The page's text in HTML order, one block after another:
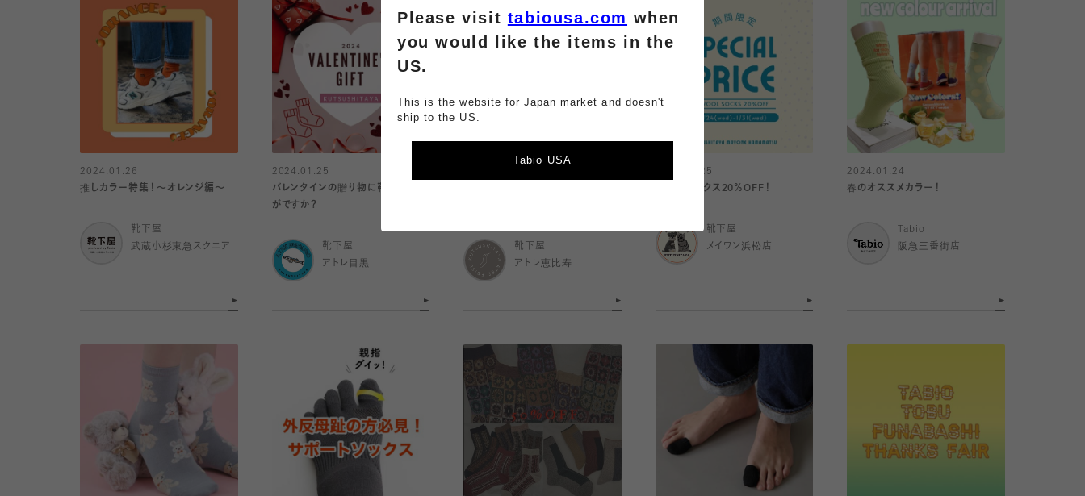
2024.01.26
推しカラー特集！〜オレンジ編〜
靴下屋
武蔵小杉東急スクエア
2024.01.25
バレンタインの贈り物に靴下はいか
がですか？
靴下屋
アトレ目黒
靴下屋
アトレ恵比寿
2024.01.25
ウールソックス20％OFF！
靴下屋
メイワン浜松店
2024.01.24
春のオススメカラー！
Tabio
阪急三番街店
Please visit tabiousa.com when
you would like the items in the
US.
This is the website for Japan market and doesn't
ship to the US.
Tabio USA